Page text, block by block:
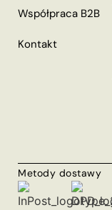
Współpraca B2B
Kontakt
Metody dostawy